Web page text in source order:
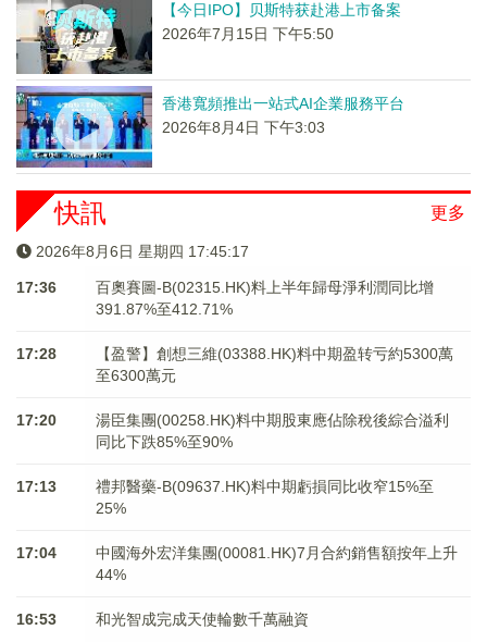
【今日IPO】贝斯特获赴港上市备案
2026年7月15日 下午5:50
香港寬頻推出一站式AI企業服務平台
2026年8月4日 下午3:03
更多
快訊
2026年8月6日 星期四 17:45:17
17:36
百奧賽圖-B(02315.HK)料上半年歸母淨利潤同比增
391.87%至412.71%
17:28
【盈警】創想三維(03388.HK)料中期盈转亏約5300萬
至6300萬元
17:20
湯臣集團(00258.HK)料中期股東應佔除稅後綜合溢利
同比下跌85%至90%
17:13
禮邦醫藥-B(09637.HK)料中期虧損同比收窄15%至
25%
17:04
中國海外宏洋集團(00081.HK)7月合約銷售額按年上升
44%
16:53 和光智成完成天使輪數千萬融資